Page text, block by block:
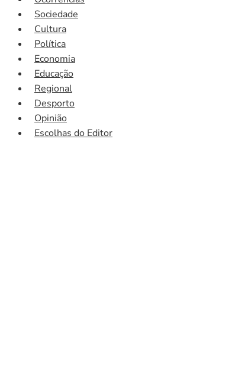
Sociedade
Cultura
Política
Economia
Educação
Regional
Desporto
Opinião
Escolhas do Editor